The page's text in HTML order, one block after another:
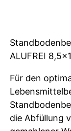
ALUFREI
Für den
die Abfüllung